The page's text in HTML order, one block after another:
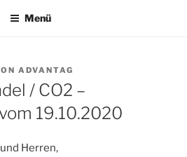
Menü
ADVANTAG
/ CO2 –
19.10.2020
Herren,